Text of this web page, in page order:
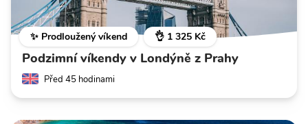
✨ Prodloužený víkend 👌 1 325 Kč
Podzimní víkendy v Londýně z Prahy
Před 45 hodinami